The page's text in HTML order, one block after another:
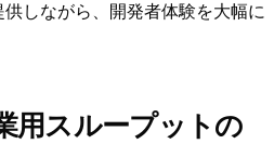
しながら、開発者体験を大幅に
用スループットの